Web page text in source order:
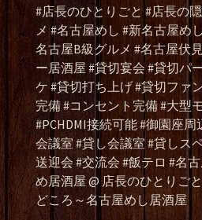
#店長のひとりごと #店長の
メ #名古屋めし #新名古屋め
名古屋B級グルメ #名古屋伏
ー居酒屋 #貸切宴会 #貸切パ
ケ #貸切打ち上げ #貸切ファ
完備 #コンセント完備 #大型
#PCHDMI接続可能 #御園座
会議室 #貸し会議室 #貸しス
送迎会 #交流会 #飯テロ #名
め居酒屋 @ 店長のひとりご
どころ～名古屋めし居酒屋